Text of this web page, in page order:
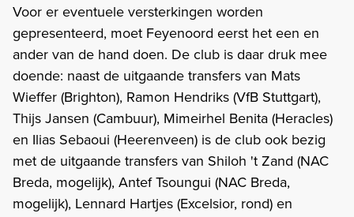
Voor er eventuele versterkingen worden
gepresenteerd, moet Feyenoord eerst het een en
ander van de hand doen. De club is daar druk mee
doende: naast de uitgaande transfers van Mats
Wieffer (Brighton), Ramon Hendriks (VfB Stuttgart),
Thijs Jansen (Cambuur), Mimeirhel Benita (Heracles)
en Ilias Sebaoui (Heerenveen) is de club ook bezig
met de uitgaande transfers van Shiloh 't Zand (NAC
Breda, mogelijk), Antef Tsoungui (NAC Breda,
mogelijk), Lennard Hartjes (Excelsior, rond) en